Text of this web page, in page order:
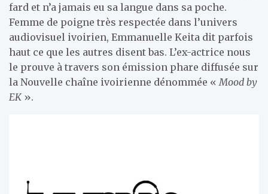
fard et n’a jamais eu sa langue dans sa poche.
Femme de poigne très respectée dans l’univers
audiovisuel ivoirien, Emmanuelle Keita dit parfois
haut ce que les autres disent bas. L’ex-actrice nous
le prouve à travers son émission phare diffusée sur
la Nouvelle chaîne ivoirienne dénommée « Mood by
EK».